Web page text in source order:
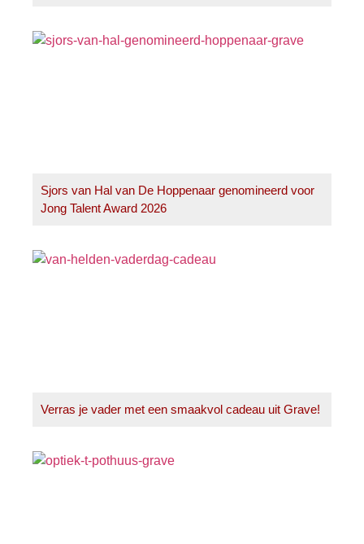
Sjors van Hal van De Hoppenaar genomineerd voor
Jong Talent Award 2026
Verras je vader met een smaakvol cadeau uit Grave!